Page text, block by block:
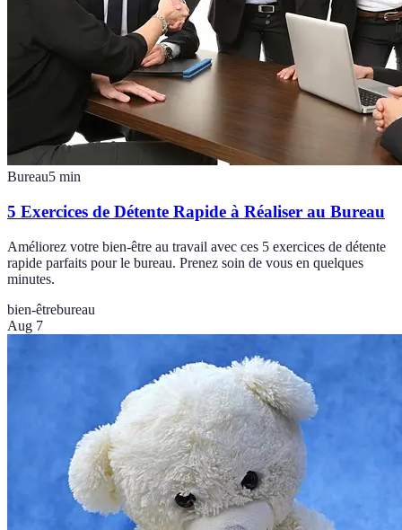
Bureau5 min
5 Exercices de Détente Rapide à Réaliser au Bureau
Améliorez votre bien-être au travail avec ces 5 exercices de détente
rapide parfaits pour le bureau. Prenez soin de vous en quelques
minutes.
bien-êtrebureau
Aug 7